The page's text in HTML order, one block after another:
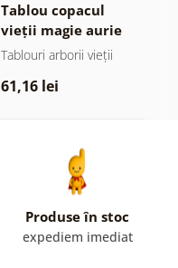
Tablou copacul
vieții magie aurie
Tablouri arborii vieții
61,16 lei
Produse în stoc
expediem imediat